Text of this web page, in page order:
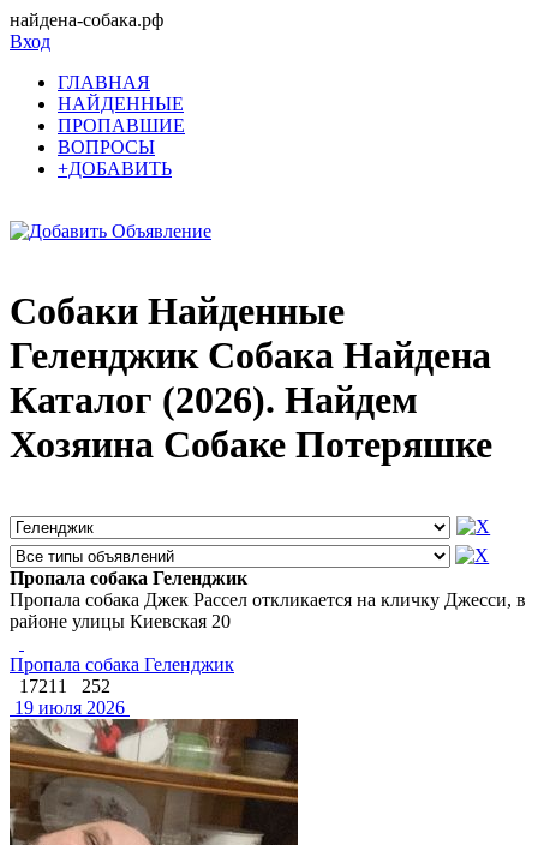
найдена-собака.рф
Вход
ГЛАВНАЯ
НАЙДЕННЫЕ
ПРОПАВШИЕ
ВОПРОСЫ
+ДОБАВИТЬ
Собаки Найденные
Геленджик Собака Найдена
Каталог (2026). Найдем
Хозяина Собаке Потеряшке
Пропала собака Геленджик
Пропала собака Джек Рассел откликается на кличку Джесси, в
районе улицы Киевская 20
Пропала собака Геленджик
17211
252
19 июля 2026